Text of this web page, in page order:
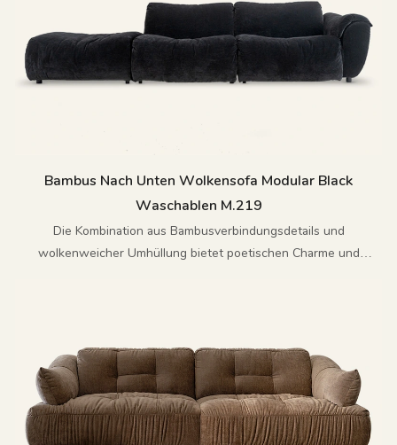
Bambus Nach Unten Wolkensofa Modular Black
Waschablen M.219
Die Kombination aus Bambusverbindungsdetails und
wolkenweicher Umhüllung bietet poetischen Charme und